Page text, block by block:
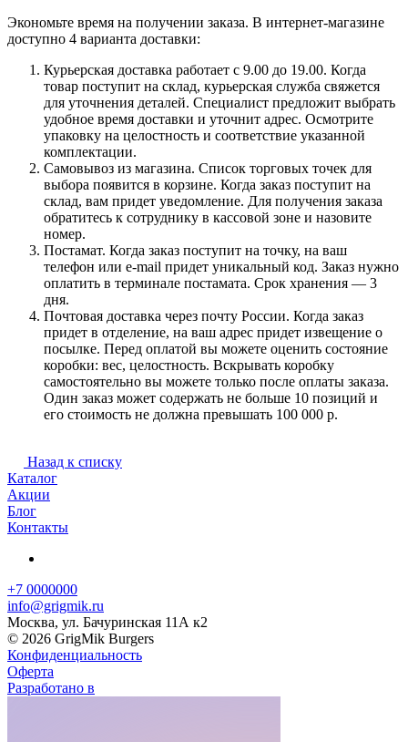
Экономьте время на получении заказа. В интернет-магазине
доступно 4 варианта доставки:
Курьерская доставка работает с 9.00 до 19.00. Когда
товар поступит на склад, курьерская служба свяжется
для уточнения деталей. Специалист предложит выбрать
удобное время доставки и уточнит адрес. Осмотрите
упаковку на целостность и соответствие указанной
комплектации.
Самовывоз из магазина. Список торговых точек для
выбора появится в корзине. Когда заказ поступит на
склад, вам придет уведомление. Для получения заказа
обратитесь к сотруднику в кассовой зоне и назовите
номер.
Постамат. Когда заказ поступит на точку, на ваш
телефон или e-mail придет уникальный код. Заказ нужно
оплатить в терминале постамата. Срок хранения — 3
дня.
Почтовая доставка через почту России. Когда заказ
придет в отделение, на ваш адрес придет извещение о
посылке. Перед оплатой вы можете оценить состояние
коробки: вес, целостность. Вскрывать коробку
самостоятельно вы можете только после оплаты заказа.
Один заказ может содержать не больше 10 позиций и
его стоимость не должна превышать 100 000 р.
Назад к списку
Каталог
Акции
Блог
Контакты
+7 0000000
info@grigmik.ru
Москва, ул. Бачуринская 11А к2
© 2026 GrigMik Burgers
Конфиденциальность
Оферта
Разработано в